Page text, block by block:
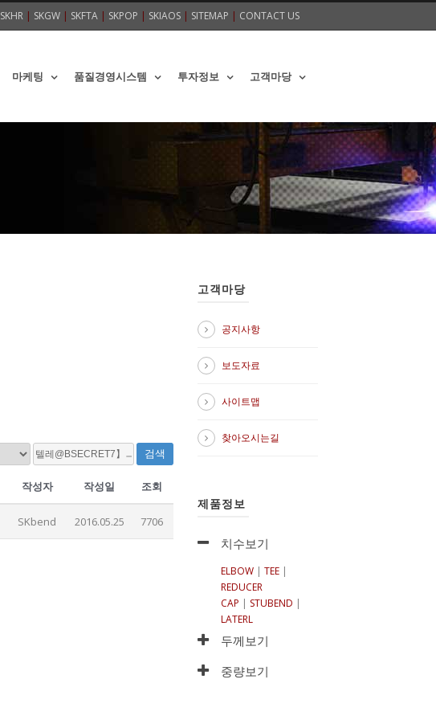
SKHR | SKGW | SKFTA | SKPOP | SKIAOS | SITEMAP | CONTACT US
마케팅 품질경영시스템 투자정보 고객마당
검색
작성자 작성일 조회
SKbend 2016.05.25 7706
고객마당
공지사항
보도자료
사이트맵
찾아오시는길
제품정보
치수보기
ELBOW | TEE |
REDUCER
CAP | STUBEND |
LATERL
두께보기
중량보기